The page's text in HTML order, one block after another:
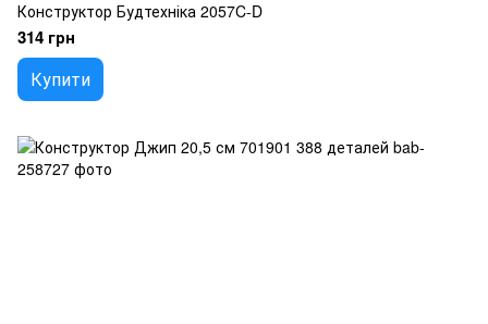
Конструктор Будтехніка 2057C-D
314 грн
Купити